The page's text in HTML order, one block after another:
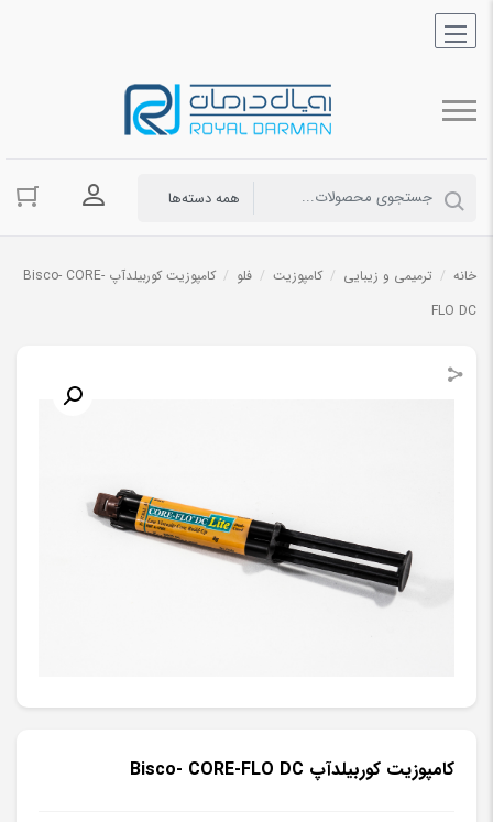
ورود به
خانه / ترمیمی و زیبایی / کامپوزیت / فلو /
کامپوزیت کوربیلدآپ Bisco- CORE-
FLO DC
کامپوزیت کوربیلدآپ Bisco- CORE-FLO DC